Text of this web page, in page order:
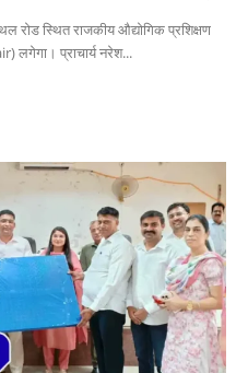
रोड स्थित राजकीय औद्योगिक प्रशिक्षण
लगेगा। प्राचार्य नरेश...